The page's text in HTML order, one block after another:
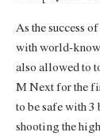
As the success
with world-
also allowed to
M Next for the
to be safe with
shooting the